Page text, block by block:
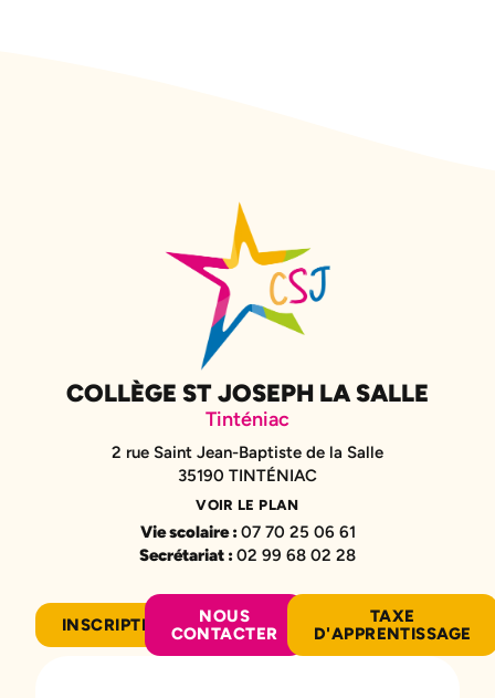
COLLÈGE ST JOSEPH LA SALLE
Tinténiac
2 rue Saint Jean-Baptiste de la Salle
35190 TINTÉNIAC
VOIR LE PLAN
Vie scolaire : 07 70 25 06 61
Secrétariat : 02 99 68 02 28
INSCRIPTION
NOUS
CONTACTER
TAXE
D'APPRENTISSAGE